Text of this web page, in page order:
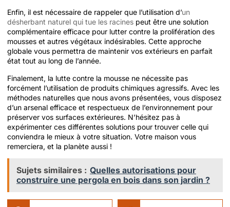
Enfin, il est nécessaire de rappeler que l’utilisation d’un
désherbant naturel qui tue les racines peut être une solution
complémentaire efficace pour lutter contre la prolifération des
mousses et autres végétaux indésirables. Cette approche
globale vous permettra de maintenir vos extérieurs en parfait
état tout au long de l’année.
Finalement, la lutte contre la mousse ne nécessite pas
forcément l’utilisation de produits chimiques agressifs. Avec les
méthodes naturelles que nous avons présentées, vous disposez
d’un arsenal efficace et respectueux de l’environnement pour
préserver vos surfaces extérieures. N’hésitez pas à
expérimenter ces différentes solutions pour trouver celle qui
conviendra le mieux à votre situation. Votre maison vous
remerciera, et la planète aussi !
Sujets similaires : Quelles autorisations pour
construire une pergola en bois dans son jardin ?